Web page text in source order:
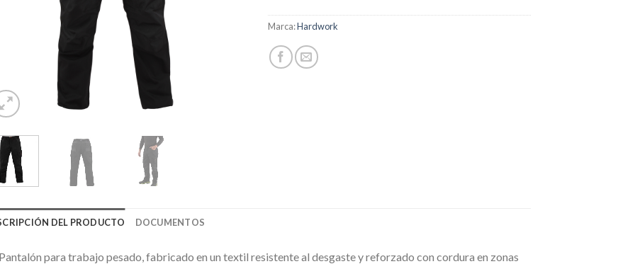
Marca:Hardwork
DEL PRODUCTO DOCUMENTOS
Pantalón para trabajo pesado, fabricado en un textil resistente al desgaste y reforzado con cordura en zonas